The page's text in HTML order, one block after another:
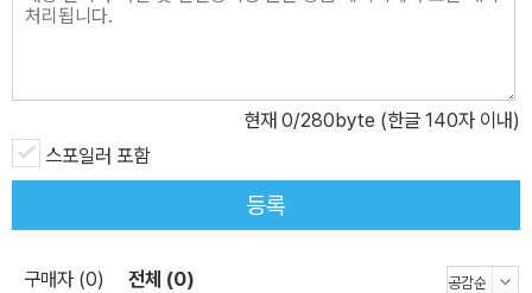
현재 0/280byte (한글 140자 이내)
스포일러 포함
등록
구매자 (0) 전체 (0)